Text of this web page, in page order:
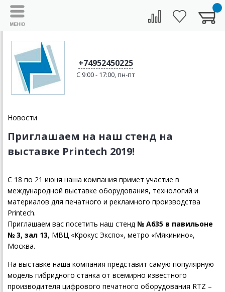
+74952450225
C 9:00 - 17:00, пн-пт
Новости
Приглашаем на наш стенд на
выставке Printech 2019!
С 18 по 21 июня наша компания примет участие в
международной выставке оборудования, технологий и
материалов для печатного и рекламного производства
Printech.
Приглашаем вас посетить наш стенд № А635 в павильоне
№ 3, зал 13, МВЦ «Крокус Экспо», метро «Мякинино»,
Москва.
На выставке наша компания представит самую популярную
модель гибридного станка от всемирно известного
производителя цифрового печатного оборудования RTZ –